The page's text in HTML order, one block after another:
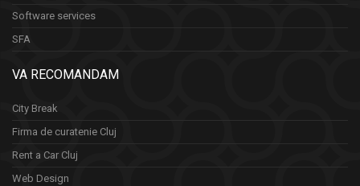
Software services
SFA
VA RECOMANDAM
City Break
Firma de curatenie Cluj
Rent a Car Cluj
Web Design